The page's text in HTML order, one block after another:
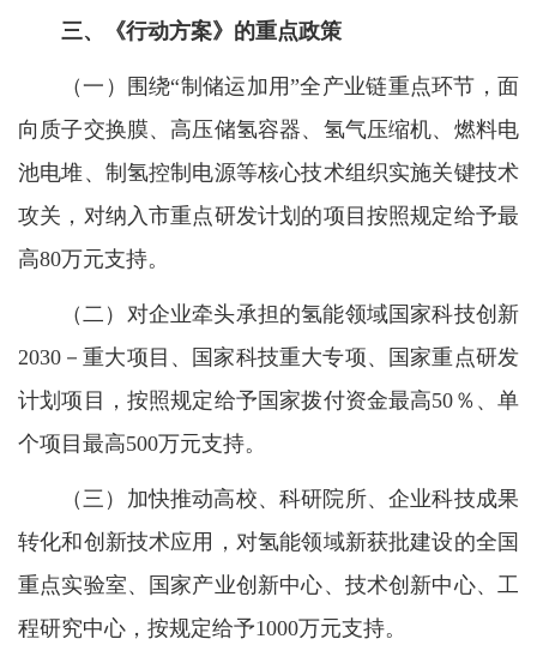
三、《行动方案》的重点政策
（一）围绕“制储运加用”全产业链重点环节，面
向质子交换膜、高压储氢容器、氢气压缩机、燃料电
池电堆、制氢控制电源等核心技术组织实施关键技术
攻关，对纳入市重点研发计划的项目按照规定给予最
高80万元支持。
（二）对企业牵头承担的氢能领域国家科技创新
2030－重大项目、国家科技重大专项、国家重点研发
计划项目，按照规定给予国家拨付资金最高50％、单
个项目最高500万元支持。
（三）加快推动高校、科研院所、企业科技成果
转化和创新技术应用，对氢能领域新获批建设的全国
重点实验室、国家产业创新中心、技术创新中心、工
程研究中心，按规定给予1000万元支持。